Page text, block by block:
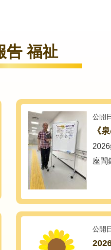
告 福祉
公開
《
座間
公開